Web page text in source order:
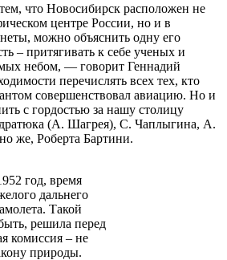
что Новосибирск расположен не
центре России, но и в
можно объяснить одну его
– притягивать к себе ученых и
небом, — говорит Геннадий
перечислять всех тех, кто
совершенствовал авиацию. Но и
с гордостью за нашу столицу
(А. Шагрея), С. Чаплыгина, А.
же, Роберта Бартини.
год, время
дальнего
Такой
решила перед
комиссия – не
природы.